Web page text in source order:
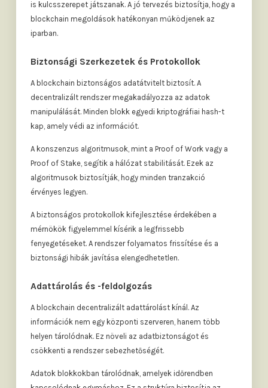
is kulcsszerepet játszanak. A jó tervezés biztosítja, hogy a
blockchain megoldások hatékonyan működjenek az
iparban.
Biztonsági Szerkezetek és Protokollok
A blockchain biztonságos adatátvitelt biztosít. A
decentralizált rendszer megakadályozza az adatok
manipulálását. Minden blokk egyedi kriptográfiai hash-t
kap, amely védi az információt.
A konszenzus algoritmusok, mint a Proof of Work vagy a
Proof of Stake, segítik a hálózat stabilitását. Ezek az
algoritmusok biztosítják, hogy minden tranzakció
érvényes legyen.
A biztonságos protokollok kifejlesztése érdekében a
mérnökök figyelemmel kísérik a legfrissebb
fenyegetéseket. A rendszer folyamatos frissítése és a
biztonsági hibák javítása elengedhetetlen.
Adattárolás és -feldolgozás
A blockchain decentralizált adattárolást kínál. Az
információk nem egy központi szerveren, hanem több
helyen tárolódnak. Ez növeli az adatbiztonságot és
csökkenti a rendszer sebezhetőségét.
Adatok blokkokban tárolódnak, amelyek időrendben